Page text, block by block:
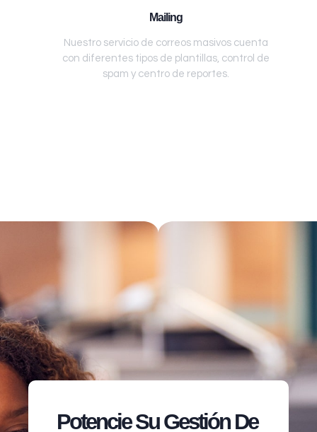
Mailing
Nuestro servicio de correos masivos cuenta
con diferentes tipos de plantillas, control de
spam y centro de reportes.
Potencie Su Gestión De